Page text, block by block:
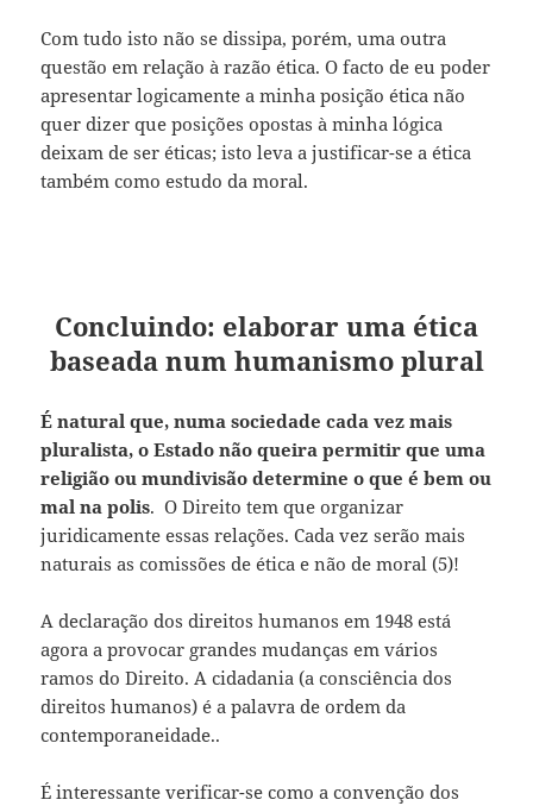
Com tudo isto não se dissipa, porém, uma outra
questão em relação à razão ética. O facto de eu poder
apresentar logicamente a minha posição ética não
quer dizer que posições opostas à minha lógica
deixam de ser éticas; isto leva a justificar-se a ética
também como estudo da moral.
Concluindo: elaborar uma ética
baseada num humanismo plural
É natural que, numa sociedade cada vez mais
pluralista, o Estado não queira permitir que uma
religião ou mundivisão determine o que é bem ou
mal na polis. O Direito tem que organizar
juridicamente essas relações. Cada vez serão mais
naturais as comissões de ética e não de moral (5)!
A declaração dos direitos humanos em 1948 está
agora a provocar grandes mudanças em vários
ramos do Direito. A cidadania (a consciência dos
direitos humanos) é a palavra de ordem da
contemporaneidade..
É interessante verificar-se como a convenção dos